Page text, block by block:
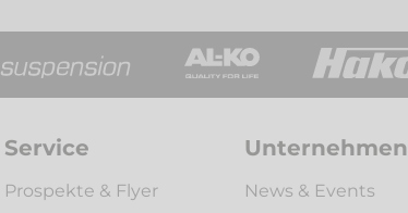
Service
Prospekte & Flyer
Unternehmen
News & Events